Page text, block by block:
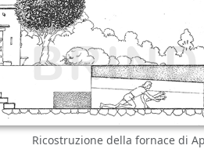
Ricostruzione della fornace di